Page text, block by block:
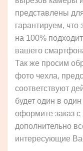
представлены
гарантируем, что
на 100%
вашего
Так же просим
фото чехла,
соответствуют
будет один в
оформите заказ
дополнительно
интересующие